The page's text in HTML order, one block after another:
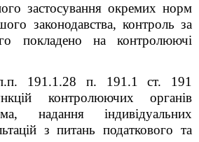
застосування окремих норм
законодавства, контроль за
покладено на контролюючі
191 .1.28 п. 191 .1 ст. 191
контролюючих органів
надання індивідуальних
з питань податкового та